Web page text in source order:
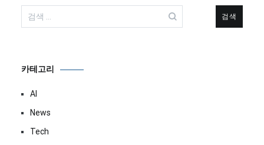
색:
카테고리
AI
News
Tech